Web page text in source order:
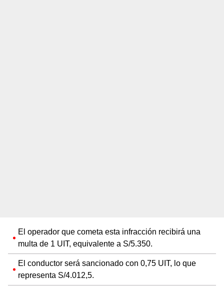
El operador que cometa esta infracción recibirá una
multa de 1 UIT, equivalente a S/5.350.
El conductor será sancionado con 0,75 UIT, lo que
representa S/4.012,5.